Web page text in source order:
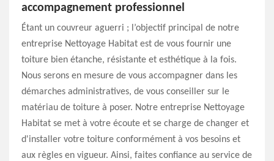
accompagnement professionnel
Étant un couvreur aguerri ; l’objectif principal de notre
entreprise Nettoyage Habitat est de vous fournir une
toiture bien étanche, résistante et esthétique à la fois.
Nous serons en mesure de vous accompagner dans les
démarches administratives, de vous conseiller sur le
matériau de toiture à poser. Notre entreprise Nettoyage
Habitat se met à votre écoute et se charge de changer et
d'installer votre toiture conformément à vos besoins et
aux règles en vigueur. Ainsi, faites confiance au service de